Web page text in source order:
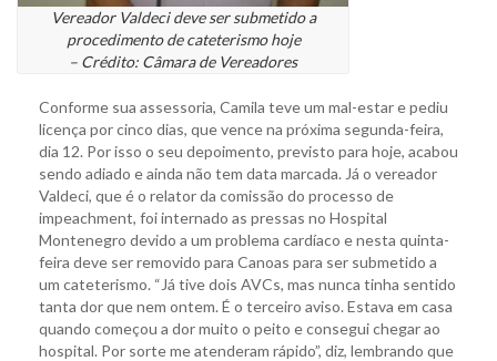
Vereador Valdeci deve ser submetido a
procedimento de cateterismo hoje
– Crédito: Câmara de Vereadores
Conforme sua assessoria, Camila teve um mal-estar e pediu
licença por cinco dias, que vence na próxima segunda-feira,
dia 12. Por isso o seu depoimento, previsto para hoje, acabou
sendo adiado e ainda não tem data marcada. Já o vereador
Valdeci, que é o relator da comissão do processo de
impeachment, foi internado as pressas no Hospital
Montenegro devido a um problema cardíaco e nesta quinta-
feira deve ser removido para Canoas para ser submetido a
um cateterismo. “Já tive dois AVCs, mas nunca tinha sentido
tanta dor que nem ontem. É o terceiro aviso. Estava em casa
quando começou a dor muito o peito e consegui chegar ao
hospital. Por sorte me atenderam rápido”, diz, lembrando que